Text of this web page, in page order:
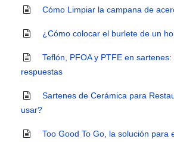
Cómo Limpiar la campana de
¿Cómo colocar el burlete de un
Teflón, PFOA y PTFE en
respuestas
Sartenes de Cerámica para
usar?
Too Good To Go, la solución para